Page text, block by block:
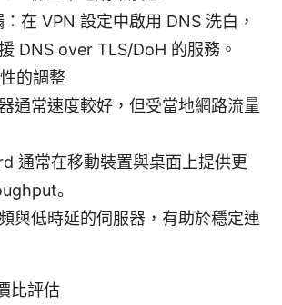
在 VPN 設定中啟用 DNS 洗白，
DNS over TLS/DoH 的服務。
的調整
通常速度較好，但受當地網路流量
通常在移動裝置與桌面上提供更
。
與低時延的伺服器，有助於穩定連
比評估